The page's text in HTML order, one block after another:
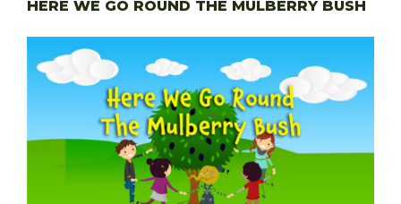
HERE WE GO ROUND THE MULBERRY BUSH